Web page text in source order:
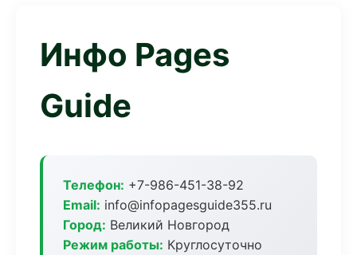
Инфо Pages
Guide
Телефон: +7-986-451-38-92
Email: info@infopagesguide355.ru
Город: Великий Новгород
Режим работы: Круглосуточно